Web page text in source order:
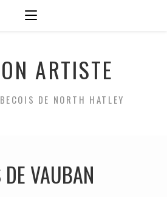
ARTISTE
DE NORTH HATLEY
VAUBAN